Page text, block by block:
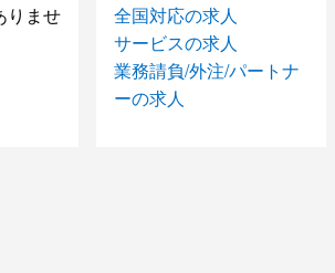
りませ
全国対応の求人
サービスの求人
業務請負/外注/パートナ
ーの求人